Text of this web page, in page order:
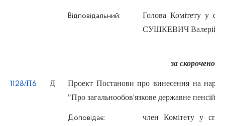
Відповідальний:
Голова Комітету у
СУШКЕВИЧ Валерій
за скороченою
1128/П6 Д
Проект Постанови про винесення на
"Про загальнообов'язкове державне
Доповідає:
член Комітету у